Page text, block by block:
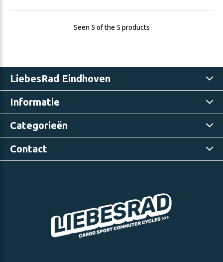
Seen 5 of the 5 products
LiebesRad Eindhoven
Informatie
Categorieën
Contact